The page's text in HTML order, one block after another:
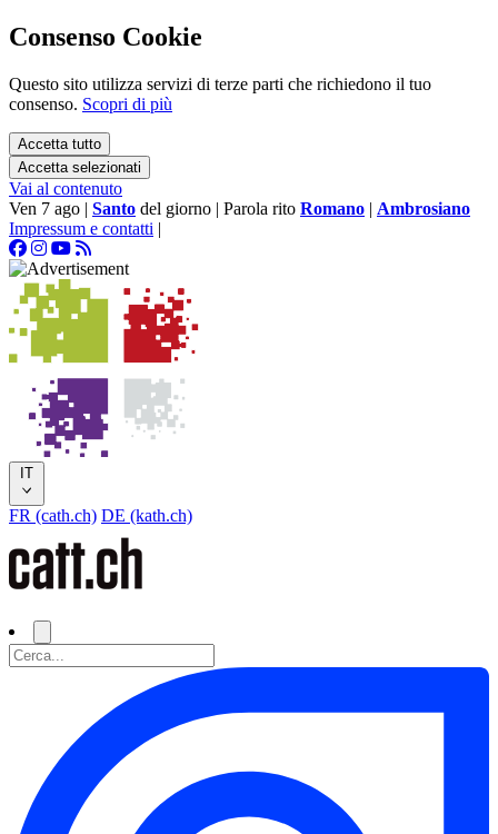
Consenso Cookie
Questo sito utilizza servizi di terze parti che richiedono il tuo
consenso. Scopri di più
Accetta tutto
Accetta selezionati
Vai al contenuto
Ven 7 ago | Santo del giorno | Parola rito Romano | Ambrosiano
Impressum e contatti |
IT
FR (cath.ch) DE (kath.ch)